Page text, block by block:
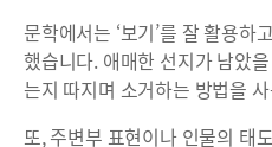
문학에서는 ‘보기’를 잘 활용하
했습니다. 애매한 선지가 남았
는지 따지며 소거하는 방법을
또, 주변부 표현이나 인물의 태